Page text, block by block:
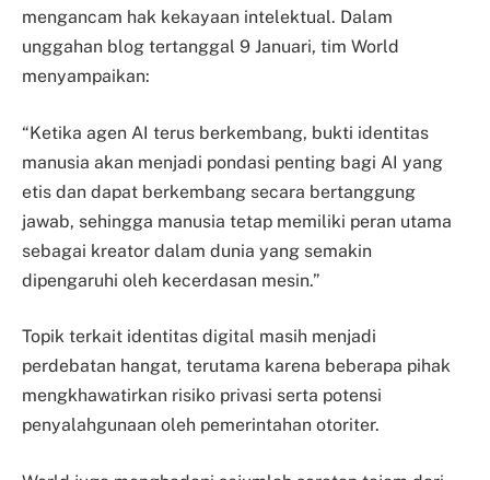
mengancam hak kekayaan intelektual. Dalam
unggahan blog tertanggal 9 Januari, tim World
menyampaikan:
“Ketika agen AI terus berkembang, bukti identitas
manusia akan menjadi pondasi penting bagi AI yang
etis dan dapat berkembang secara bertanggung
jawab, sehingga manusia tetap memiliki peran utama
sebagai kreator dalam dunia yang semakin
dipengaruhi oleh kecerdasan mesin.”
Topik terkait identitas digital masih menjadi
perdebatan hangat, terutama karena beberapa pihak
mengkhawatirkan risiko privasi serta potensi
penyalahgunaan oleh pemerintahan otoriter.